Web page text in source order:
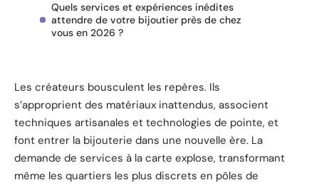
Quels services et expériences inédites
attendre de votre bijoutier près de chez
vous en 2026 ?
Les créateurs bousculent les repères. Ils
s’approprient des matériaux inattendus, associent
techniques artisanales et technologies de pointe, et
font entrer la bijouterie dans une nouvelle ère. La
demande de services à la carte explose, transformant
même les quartiers les plus discrets en pôles de